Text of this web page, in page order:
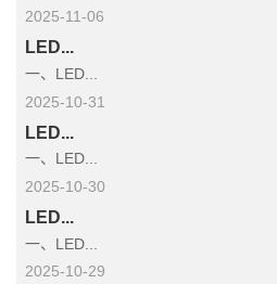
2025-11-06
LED...
一、LED...
2025-10-31
LED...
一、LED...
2025-10-30
LED...
一、LED...
2025-10-29